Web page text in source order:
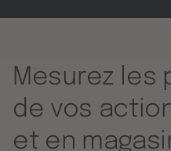
Mesurez les
de vos
et en